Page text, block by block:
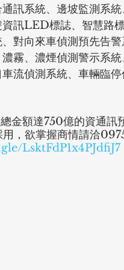
訊系統、邊坡監測系
資訊LED標誌、智慧路
對向來車偵測預先告
霧、濃煙偵測警示系
流偵測系統、車輛臨
金額達750億的資通訊
，欲掌握商情請洽
LsktFdP1x4PJdfiJ7